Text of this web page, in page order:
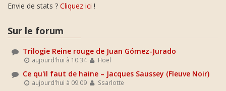
Envie de stats ? Cliquez ici !
Sur le forum
Trilogie Reine rouge de Juan Gómez-Jurado
aujourd'hui à 10:34 Hoel
Ce qu'il faut de haine – Jacques Saussey (Fleuve Noir)
aujourd'hui à 09:09 Ssarlotte